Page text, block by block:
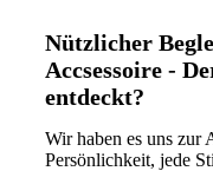
Nützlicher
Accsessoire -
entdeckt?
Wir haben es uns zur
Persönlichkeit, jede